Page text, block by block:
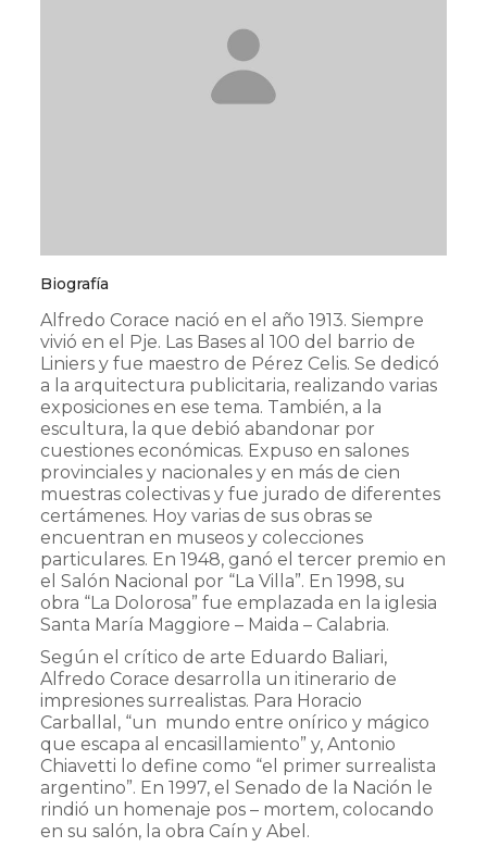
Biografía
Alfredo Corace nació en el año 1913. Siempre
vivió en el Pje. Las Bases al 100 del barrio de
Liniers y fue maestro de Pérez Celis. Se dedicó
a la arquitectura publicitaria, realizando varias
exposiciones en ese tema. También, a la
escultura, la que debió abandonar por
cuestiones económicas. Expuso en salones
provinciales y nacionales y en más de cien
muestras colectivas y fue jurado de diferentes
certámenes. Hoy varias de sus obras se
encuentran en museos y colecciones
particulares. En 1948, ganó el tercer premio en
el Salón Nacional por “La Villa”. En 1998, su
obra “La Dolorosa” fue emplazada en la iglesia
Santa María Maggiore – Maida – Calabria.
Según el crítico de arte Eduardo Baliari,
Alfredo Corace desarrolla un itinerario de
impresiones surrealistas. Para Horacio
Carballal, “un mundo entre onírico y mágico
que escapa al encasillamiento” y, Antonio
Chiavetti lo define como “el primer surrealista
argentino”. En 1997, el Senado de la Nación le
rindió un homenaje pos – mortem, colocando
en su salón, la obra Caín y Abel.